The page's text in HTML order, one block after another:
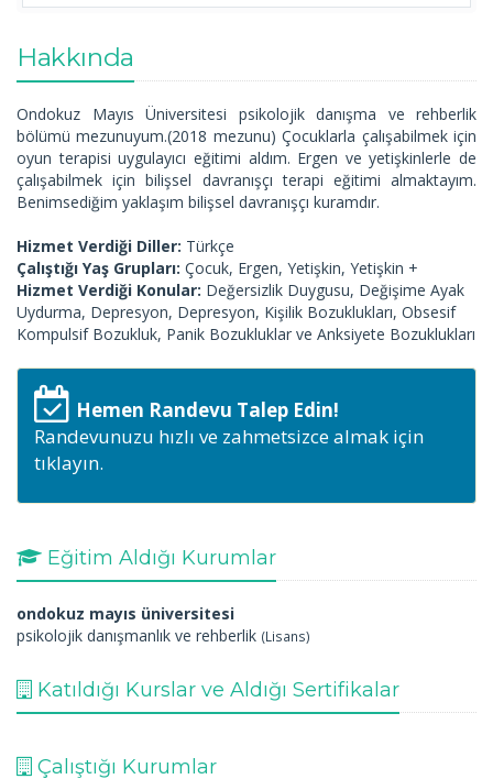
Hakkında
Ondokuz Mayıs Üniversitesi psikolojik danışma ve rehberlik
bölümü mezunuyum.(2018 mezunu) Çocuklarla çalışabilmek için
oyun terapisi uygulayıcı eğitimi aldım. Ergen ve yetişkinlerle de
çalışabilmek için bilişsel davranışçı terapi eğitimi almaktayım.
Benimsediğim yaklaşım bilişsel davranışçı kuramdır.
Hizmet Verdiği Diller: Türkçe
Çalıştığı Yaş Grupları: Çocuk, Ergen, Yetişkin, Yetişkin +
Hizmet Verdiği Konular: Değersizlik Duygusu, Değişime Ayak
Uydurma, Depresyon, Depresyon, Kişilik Bozuklukları, Obsesif
Kompulsif Bozukluk, Panik Bozukluklar ve Anksiyete Bozuklukları
Hemen Randevu Talep Edin!
Randevunuzu hızlı ve zahmetsizce almak için
tıklayın.
Eğitim Aldığı Kurumlar
ondokuz mayıs üniversitesi
psikolojik danışmanlık ve rehberlik (Lisans)
Katıldığı Kurslar ve Aldığı Sertifikalar
Çalıştığı Kurumlar